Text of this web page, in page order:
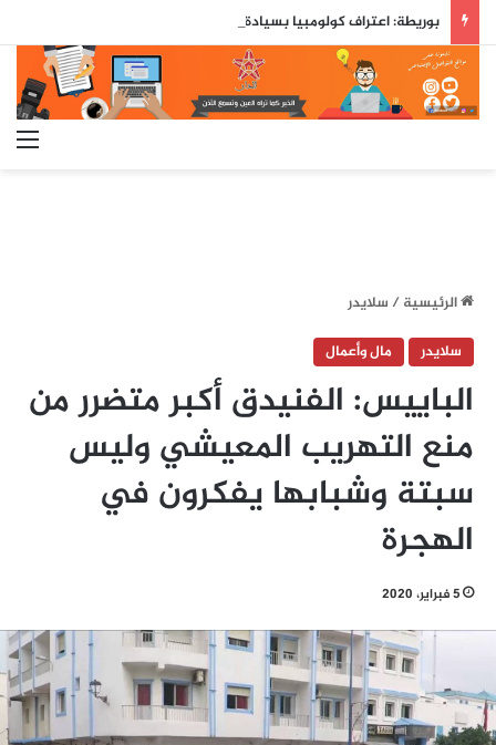
الرئيسية/ سلايدر
سلايدر
مال وأعمال
الباييس: الفنيدق أكبر متضرر من
منع التهريب المعيشي وليس
سبتة وشبابها يفكرون في
الهجرة
5 فبراير، 2020